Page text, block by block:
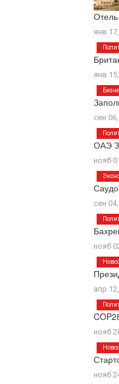
янв
янв
сен
ОАЭ
нояб
сен
нояб
апр
нояб
нояб